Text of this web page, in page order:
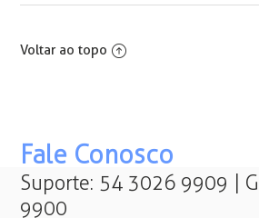
do Trabalho O mês/ano da data de
pode ser anterior ao mês/ano da
eConsignado: NOTIFICAÇÃO PARA
PENDÊNCIAS – DEIXAR DE REALIZAR
NO FGTS DIGITAL DE PARCELAS DE
Voltar ao topo
Fale Conosco
Suporte: 54 3026 9909 |
9900